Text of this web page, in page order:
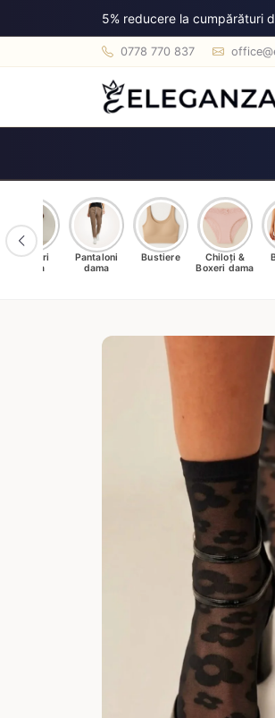
5% reducere la cumpărături
0778 770 837
Dresuri
dama
Pantaloni
dama
Bustiere
Chiloți &
Boxeri dama